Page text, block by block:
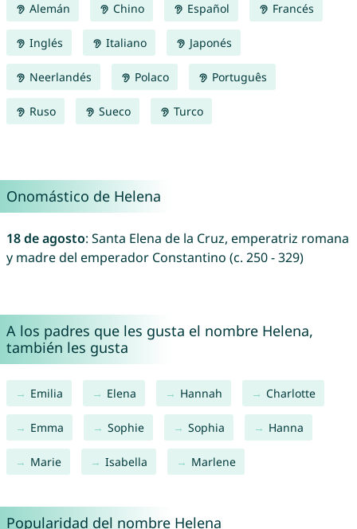
Alemán Chino Español Francés
Inglés Italiano Japonés
Neerlandés Polaco Português
Ruso Sueco Turco
Onomástico de Helena
18 de agosto: Santa Elena de la Cruz, emperatriz romana
y madre del emperador Constantino (c. 250 - 329)
A los padres que les gusta el nombre Helena,
también les gusta
Emilia Elena Hannah Charlotte
Emma Sophie Sophia Hanna
Marie Isabella Marlene
Popularidad del nombre Helena